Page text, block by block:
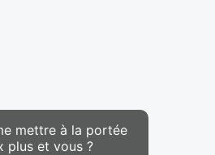
mettre à la portée
plus et vous ?